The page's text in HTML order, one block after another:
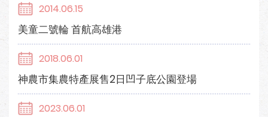
2014.06.15
美童二號輪 首航高雄港
2018.06.01
神農市集農特產展售2日凹子底公園登場
2023.06.01